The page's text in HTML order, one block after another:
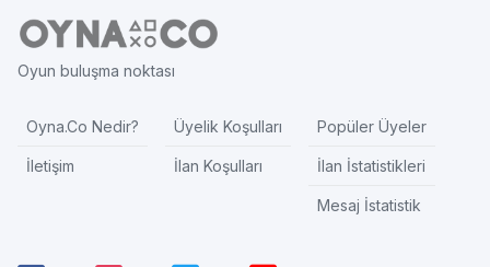
Oyun buluşma noktası
Oyna.Co Nedir?
İletişim
Üyelik Koşulları
İlan Koşulları
Popüler Üyeler
İlan İstatistikleri
Mesaj İstatistik